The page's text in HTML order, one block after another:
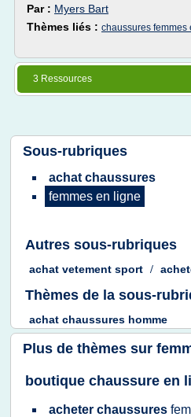
Par : Myers Bart
Thèmes liés : chaussures femmes
3 Ressources
Sous-rubriques
achat chaussures
femmes en ligne
Autres sous-rubriques
achat vetement sport /
Thèmes de la sous-
achat chaussures homme
Plus de thèmes sur
boutique chaussure en
acheter chaussures